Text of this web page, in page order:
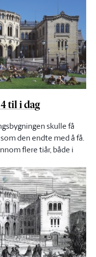
til i dag
skulle få
den endte med å få.
flere tiår, både i